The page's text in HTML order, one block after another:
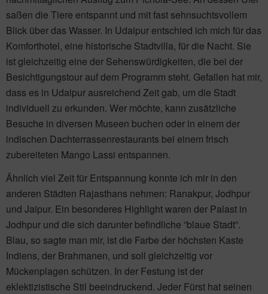
saßen die Tiere entspannt und mit fast sehnsuchtsvollem
Blick über das Wasser. In Udaipur entschied ich mich für das
Komforthotel, eine historische Stadtvilla, für die Nacht. Sie
ist gleichzeitig eine der Sehenswürdigkeiten, die bei der
Besichtigungstour auf dem Programm steht. Gefallen hat mir,
dass es in Udaipur ausreichend Zeit gab, um die Stadt
individuell zu erkunden. Wer möchte, kann zusätzliche
Besuche in diversen Museen buchen oder in einem der
indischen Dachterrassenrestaurants bei einem frisch
zubereiteten Mango Lassi entspannen.
Ähnlich viel Zeit für Entspannung konnte ich mir in den
anderen Städten Rajasthans nehmen: Ranakpur, Jodhpur
und Jaipur. Ein besonderes Highlight waren der Palast in
Jodhpur und die sich darunter befindliche ”blaue Stadt”.
Blau, so sagte man mir, ist die Farbe der höchsten Kaste
Indiens, der Brahmanen, und soll gleichzeitig vor
Mückenplagen schützen. In der Festung ist der
eklektizistische Stil beeindruckend. Jeder Fürst hat seinen